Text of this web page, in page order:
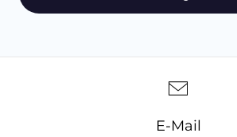
E-Mail